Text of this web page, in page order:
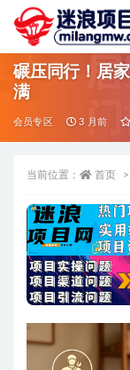
碾压同行！居
满
会员专区 3 月前
当前位置： 首页
全部